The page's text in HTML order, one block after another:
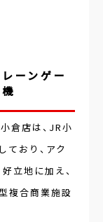
ーンゲー
倉店は、JR小
ており、アク
立地に加え、
複合商業施設